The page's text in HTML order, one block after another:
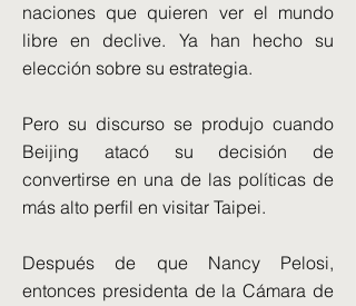
naciones que quieren ver el mundo
libre en declive. Ya han hecho su
elección sobre su estrategia.
Pero su discurso se produjo cuando
Beijing atacó su decisión de
convertirse en una de las políticas de
más alto perfil en visitar Taipei.
Después de que Nancy Pelosi,
entonces presidenta de la Cámara de